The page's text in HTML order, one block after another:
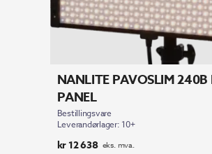
NANLITE PAVOSLIM 240B
PANEL
Bestillingsvare
Leverandørlager: 10+
kr12 638 eks. mva.